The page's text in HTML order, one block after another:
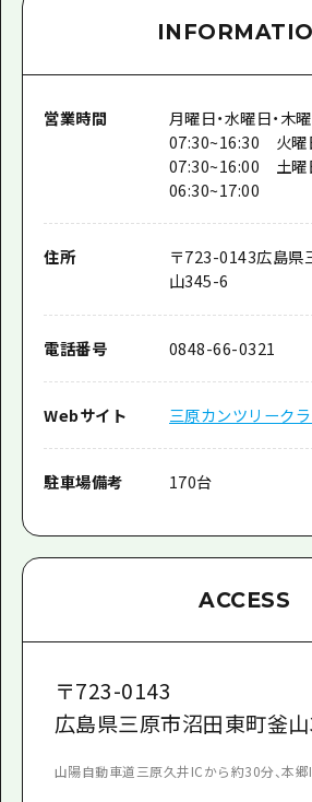
営業時間
月曜日・水曜日・木
07:30~16:30 火曜
07:30~16:00 土曜
06:30~17:00
住所 〒723-0143広島県
山345-6
電話番号 0848-66-0321
Webサイト 三原カンツリーク
駐車場備考 170台
ACCESS
〒723-0143
広島県三原市沼田東町釜
山陽自動車道三原久井ICから約30分、本